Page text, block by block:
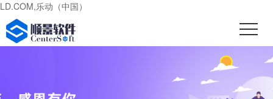
LD.COM,乐动（中国）